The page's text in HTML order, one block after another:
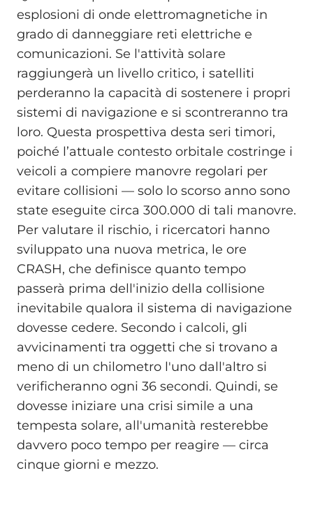
esplosioni di onde elettromagnetiche in
grado di danneggiare reti elettriche e
comunicazioni. Se l'attività solare
raggiungerà un livello critico, i satelliti
perderanno la capacità di sostenere i propri
sistemi di navigazione e si scontreranno tra
loro. Questa prospettiva desta seri timori,
poiché l’attuale contesto orbitale costringe i
veicoli a compiere manovre regolari per
evitare collisioni — solo lo scorso anno sono
state eseguite circa 300.000 di tali manovre.
Per valutare il rischio, i ricercatori hanno
sviluppato una nuova metrica, le ore
CRASH, che definisce quanto tempo
passerà prima dell'inizio della collisione
inevitabile qualora il sistema di navigazione
dovesse cedere. Secondo i calcoli, gli
avvicinamenti tra oggetti che si trovano a
meno di un chilometro l'uno dall'altro si
verificheranno ogni 36 secondi. Quindi, se
dovesse iniziare una crisi simile a una
tempesta solare, all'umanità resterebbe
davvero poco tempo per reagire — circa
cinque giorni e mezzo.